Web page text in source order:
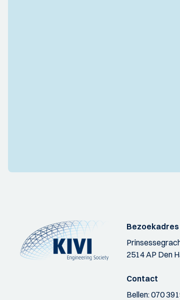
Bezoekadres
2514 AP Den
Contact
Bellen:070